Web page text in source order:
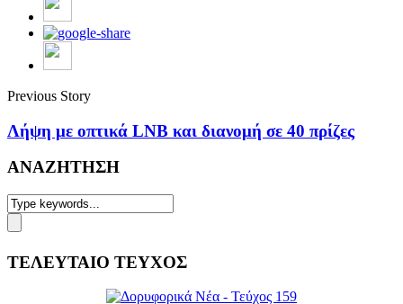
Previous Story
Λήψη με οπτικά LNB και διανομή σε 40 πρίζες
ΑΝΑΖΗΤΗΣΗ
ΤΕΛΕΥΤΑΙΟ ΤΕΥΧΟΣ